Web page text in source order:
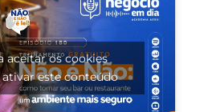
aceitar os cookies
este conteúdo